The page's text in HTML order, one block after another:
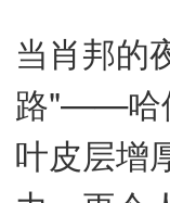
当肖邦的
路"——哈
叶皮层增